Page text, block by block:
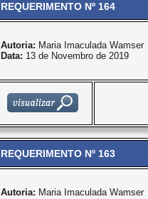
REQUERIMENTO Nº 164
Autoria: Maria Imaculada Wamser
Data: 13 de Novembro de 2019
REQUERIMENTO Nº 163
Autoria: Maria Imaculada Wamser